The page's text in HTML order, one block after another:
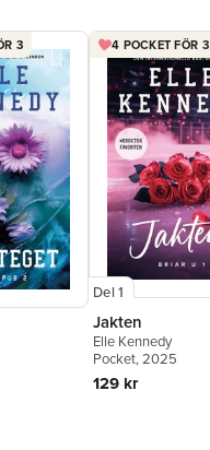
3 4 POCKET FÖR 3
Del 1
Jakten
Elle Kennedy
Pocket, 2025
129 kr